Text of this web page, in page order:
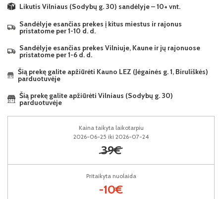
Likutis Vilniaus (Sodybų g. 30) sandėlyje – 10+ vnt.
Sandėlyje esančias prekes į kitus miestus ir rajonus
pristatome per 1-10 d. d.
Sandėlyje esančias prekes Vilniuje, Kaune ir jų rajonuose
pristatome per 1-6 d. d.
Šią prekę galite apžiūrėti Kauno LEZ (Jėgainės g. 1, Biruliškės)
parduotuvėje
Šią prekę galite apžiūrėti Vilniaus (Sodybų g. 30)
parduotuvėje
Kaina taikyta laikotarpiu
2026-06-25 iki 2026-07-24
39€
Pritaikyta nuolaida
-10€